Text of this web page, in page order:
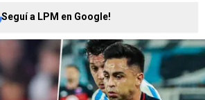
Seguí a LPM en Google!